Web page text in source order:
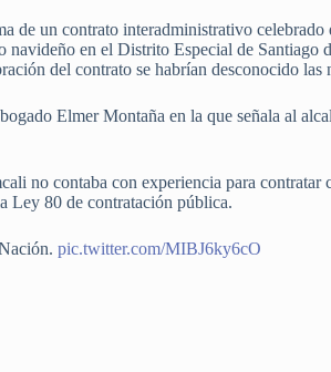
de un contrato interadministrativo
en el Distrito Especial de Santiago
del contrato se habrían desconocido
Elmer Montaña en la que señala al
no contaba con experiencia para contratar
Ley 80 de contratación pública.
pic.twitter.com/MIBJ6ky6cO